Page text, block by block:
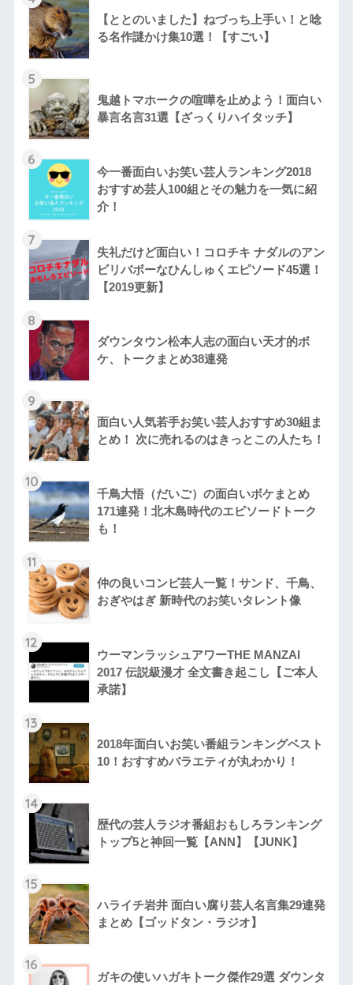
【ととのいました】ねづっち上手い！と唸
る名作謎かけ集10選！【すごい】
5
鬼越トマホークの喧嘩を止めよう！面白い
暴言名言31選【ざっくりハイタッチ】
6
今一番面白いお笑い芸人ランキング2018
おすすめ芸人100組とその魅力を一気に紹
介！
7
失礼だけど面白い！コロチキ ナダルのアン
ビリバボーなひんしゅくエピソード45選！
【2019更新】
8
ダウンタウン松本人志の面白い天才的ボ
ケ、トークまとめ38連発
9
面白い人気若手お笑い芸人おすすめ30組ま
とめ！ 次に売れるのはきっとこの人たち！
10
千鳥大悟（だいご）の面白いボケまとめ
171連発！北木島時代のエピソードトーク
も！
11
仲の良いコンビ芸人一覧！サンド、千鳥、
おぎやはぎ 新時代のお笑いタレント像
12
ウーマンラッシュアワーTHE MANZAI
2017 伝説級漫才 全文書き起こし【ご本人
承諾】
13
2018年面白いお笑い番組ランキングベスト
10！おすすめバラエティが丸わかり！
14
歴代の芸人ラジオ番組おもしろランキング
トップ5と神回一覧【ANN】【JUNK】
15
ハライチ岩井 面白い腐り芸人名言集29連発
まとめ【ゴッドタン・ラジオ】
16
ガキの使いハガキトーク傑作29選 ダウンタ